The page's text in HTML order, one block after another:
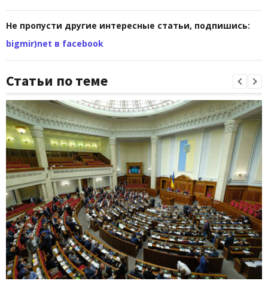
Не пропусти другие интересные статьи, подпишись:
bigmir)net в facebook
Статьи по теме